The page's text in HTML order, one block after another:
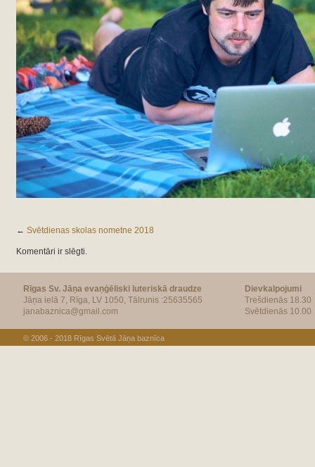
← Svētdienas skolas nometne 2018
Komentāri ir slēgti.
Rīgas Sv. Jāņa evaņģēliski luteriskā draudze
Jāņa ielā 7, Rīga, LV 1050, Tālrunis :25635565
janabaznica@gmail.com
Dievkalpojumi
Trešdienās 18.30
Svētdienās 10.00
© 2006 - 2018 Rīgas Svētā Jāņa baznīca